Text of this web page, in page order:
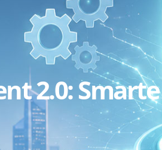
2.0: